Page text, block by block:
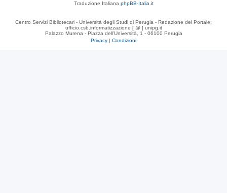
Traduzione Italiana phpBB-Italia.it
Centro Servizi Bibliotecari - Università degli Studi di Perugia - Redazione del Portale:
ufficio.csb.informatizzazione [ @ ] unipg.it
Palazzo Murena - Piazza dell'Università, 1 - 06100 Perugia
Privacy | Condizioni